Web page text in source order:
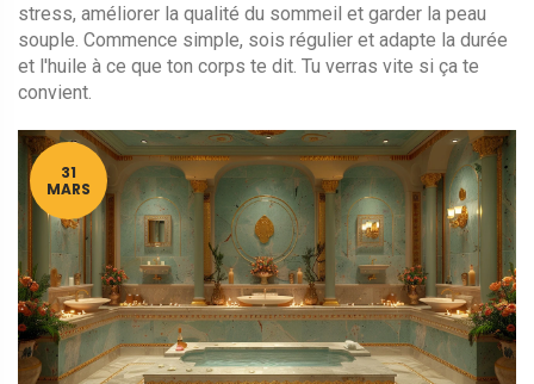
stress, améliorer la qualité du sommeil et garder la peau
souple. Commence simple, sois régulier et adapte la durée
et l'huile à ce que ton corps te dit. Tu verras vite si ça te
convient.
31
MARS